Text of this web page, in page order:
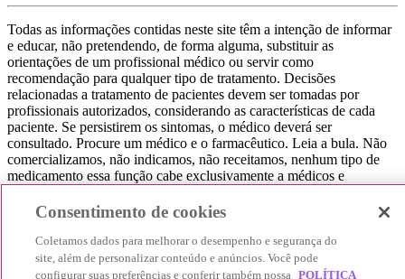
Todas as informações contidas neste site têm a intenção de informar
e educar, não pretendendo, de forma alguma, substituir as
orientações de um profissional médico ou servir como
recomendação para qualquer tipo de tratamento. Decisões
relacionadas a tratamento de pacientes devem ser tomadas por
profissionais autorizados, considerando as características de cada
paciente. Se persistirem os sintomas, o médico deverá ser
consultado. Procure um médico e o farmacêutico. Leia a bula. Não
comercializamos, não indicamos, não receitamos, nenhum tipo de
medicamento essa função cabe exclusivamente a médicos e
consultar seu médico. Não somos uma loja ou marketplace, ou seja,
que você encontre o preço mais barato, comparando os preços de
produtos farmacêuticos. Contribuímos e damos auxílio para que sua
experiência seja bem-sucedida, mas a finalização da compra
Consentimento de cookies
Coletamos dados para melhorar o desempenho e segurança do
site, além de personalizar conteúdo e anúncios. Você pode
configurar suas preferências e conferir também nossa POLÍTICA